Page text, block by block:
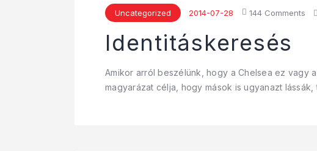
Uncategorized 2014-07-28 144 Comments
Identitáskeresés
Amikor arról beszélünk, hogy a Chelsea ez vagy
magyarázat célja, hogy mások is ugyanazt